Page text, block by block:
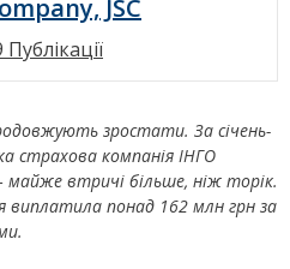
JSC
Публікації
зростати. За січень-
страхова компанія ІНГО
майже втричі більше, ніж торік.
виплатила понад 162 млн грн за